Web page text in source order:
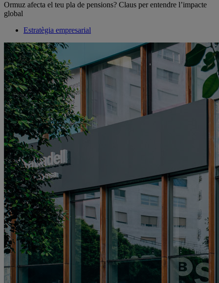
Ormuz afecta el teu pla de pensions? Claus per entendre l’impacte
global
Estratègia empresarial